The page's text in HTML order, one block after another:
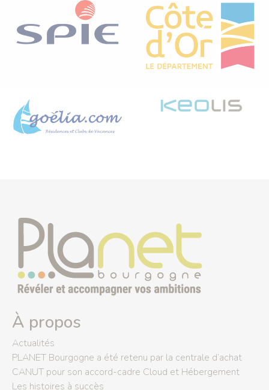
À propos
Actualités
PLANET Bourgogne a été retenu par la centrale d’achat
CANUT pour son accord-cadre Cloud et Hébergement
Les histoires à succès